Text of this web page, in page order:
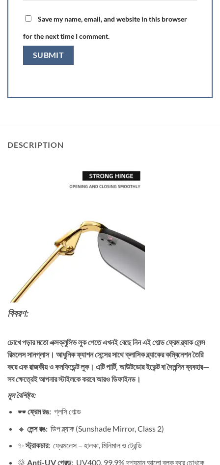
Save my name, email, and website in this browser
for the next time I comment.
DESCRIPTION
বিবরণ:
চোখে পড়ার মতো এক্সক্লুসিভ লুক পেতে এখনই বেছে নিন এইগোল্ড ফ্রেম ব্ল্যাক লেন্স
রিমলেস সানগ্লাস। আধুনিক ফ্যাশন সেন্সের সাথে ক্লাসিক ব্ল্যাকের কম্বিনেশন তৈরি
করে এক রাজকীয় ও কনফিডেন্ট লুক। এটি পার্টি, আউটডোর ইভেন্ট বা দৈনন্দিন ব্যবহার—
সব ক্ষেত্রেই আপনার স্টাইলকে করবে আরও ডিফাইনড।
মূল বৈশিষ্ট্য:
🕶️ফ্রেম রঙ: গ্লসি গোল্ড
🔹 লেন্স রঙ: ডিপ ব্ল্যাক (Sunshade Mirror, Class 2)
✨স্ট্রাকচার: ফ্রেমলেস – হালকা, মিনিমাল ও ট্রেন্ডি
🌞 Anti-UV গ্রেড: UV400, 99.9% দৃশ্যমান আলো ব্লক করে চোখকে